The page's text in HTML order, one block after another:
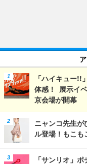
「ハイキュー!!
体感！ 展示イ
京会場が開幕
ニャンコ先生
ル登場！もこも
「サンリオ」